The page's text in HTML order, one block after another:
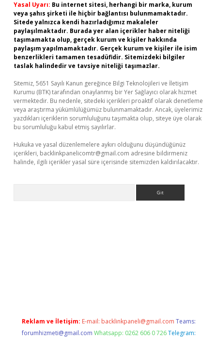
Yasal Uyarı: Bu internet sitesi, herhangi bir marka, kurum
veya şahıs şirketi ile hiçbir bağlantısı bulunmamaktadır.
Sitede yalnızca kendi hazırladığımız makaleler
paylaşılmaktadır. Burada yer alan içerikler haber niteliği
taşımamakta olup, gerçek kurum ve kişiler hakkında
paylaşım yapılmamaktadır. Gerçek kurum ve kişiler ile isim
benzerlikleri tamamen tesadüfidir. Sitemizdeki bilgiler
taslak halindedir ve tavsiye niteliği taşımazlar.
Sitemiz, 5651 Sayılı Kanun gereğince Bilgi Teknolojileri ve İletişim
Kurumu (BTK) tarafından onaylanmış bir Yer Sağlayıcı olarak hizmet
vermektedir. Bu nedenle, sitedeki içerikleri proaktif olarak denetleme
veya araştırma yükümlülüğümüz bulunmamaktadır. Ancak, üyelerimiz
yazdıkları içeriklerin sorumluluğunu taşımakta olup, siteye üye olarak
bu sorumluluğu kabul etmiş sayılırlar.
Hukuka ve yasal düzenlemelere aykırı olduğunu düşündüğünüz
içerikleri, backlinkpanelicomtr@gmail.com adresine bildirmeniz
halinde, ilgili içerikler yasal süre içerisinde sitemizden kaldırılacaktır.
Reklam ve İletişim: E-mail: backlinkpaneli@gmail.com Teams:
forumhizmeti@gmail.com Whatsapp: 0262 606 0 726 Telegram: